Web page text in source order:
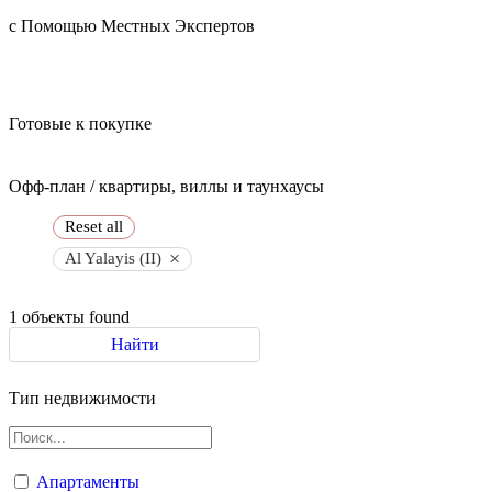
с Помощью Местных Экспертов
Готовые к покупке
Офф-план / квартиры, виллы и таунхаусы
Reset all
Al Yalayis (II) ×
1 объекты found
Найти
Тип недвижимости
Апартаменты